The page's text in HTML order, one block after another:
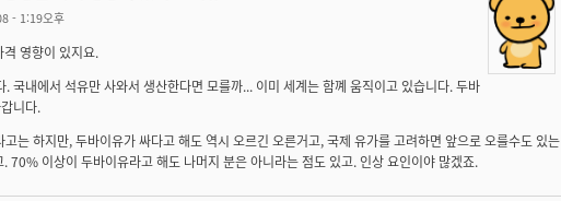
- 1:19오후
영향이 있지요.
국내에서 석유만 사와서 생산한다면 모를까... 이미 세계는 함꼐 움직이고 있습니다. 두바
니다.
는 하지만, 두바이유가 싸다고 해도 역시 오르긴 오른거고, 국제 유가를 고려하면 앞으로 오를수도 있는
70% 이상이 두바이유라고 해도 나머지 분은 아니라는 점도 있고. 인상 요인이야 많겠죠.